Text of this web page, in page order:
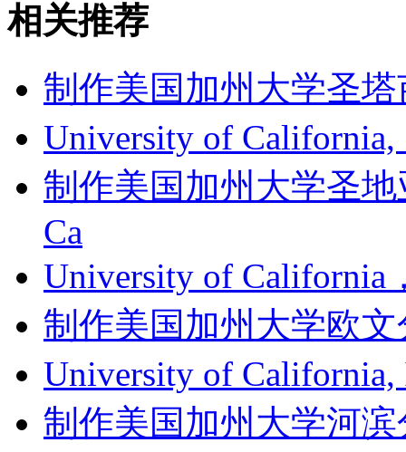
相关推荐
制作美国加州大学圣
University of California,
制作美国加州大学圣
Ca
University of California
制作美国加州大学欧
University of
制作美国加州大学河